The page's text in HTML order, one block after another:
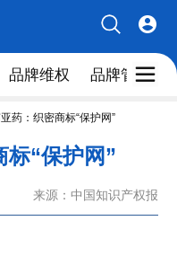
品牌维权 品牌管理人
药：织密商标“保护网”
标“保护网”
来源：中国知识产权报